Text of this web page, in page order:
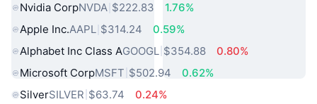
Nvidia CorpNVDA $222.83
1.76%
Apple Inc.AAPL $314.24
0.59%
Alphabet Inc Class AGOOGL $354.88
0.80%
Microsoft CorpMSFT $502.94
0.62%
SilverSILVER $63.74 0.24%